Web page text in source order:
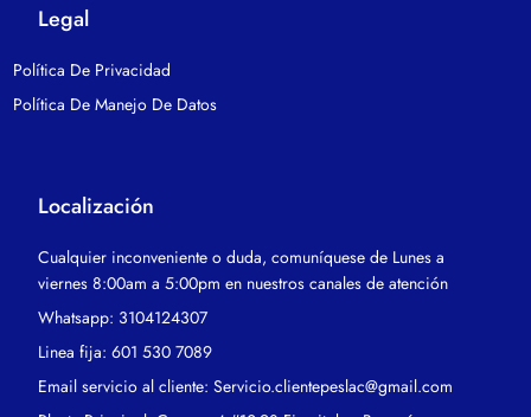
Legal
Política De Privacidad
Política De Manejo De Datos
Localización
Cualquier inconveniente o duda, comuníquese de Lunes a
viernes 8:00am a 5:00pm en nuestros canales de atención
Whatsapp: 3104124307
Linea fija: 601 530 7089
Email servicio al cliente: Servicio.clientepeslac@gmail.com